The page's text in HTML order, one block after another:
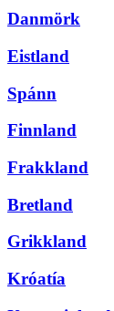
Danmörk
Eistland
Spánn
Finnland
Frakkland
Bretland
Grikkland
Króatía